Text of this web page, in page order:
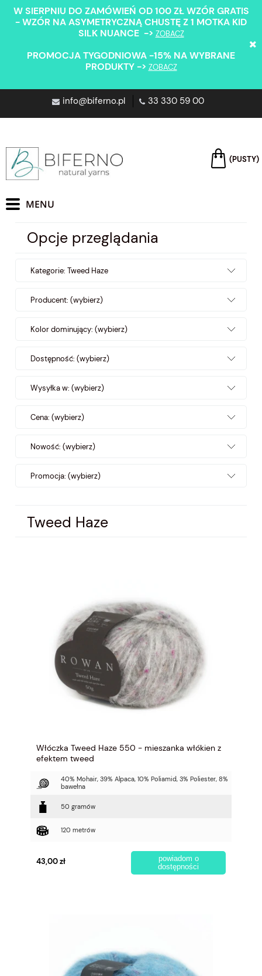
W SIERPNIU DO ZAMÓWIEŃ OD 100 ZŁ WZÓR GRATIS
- WZÓR NA ASYMETRYCZNĄ CHUSTĘ Z 1 MOTKA KID
SILK NUANCE -> ZOBACZ
PROMOCJA TYGODNIOWA -15% NA WYBRANE
PRODUKTY -> ZOBACZ
info@biferno.pl 33 330 59 00
(PUSTY)
Opcje przeglądania
Kategorie: Tweed Haze
Producent: (wybierz)
Kolor dominujący: (wybierz)
Dostępność: (wybierz)
Wysyłka w: (wybierz)
Cena: (wybierz)
Nowość: (wybierz)
Promocja: (wybierz)
Tweed Haze
Włóczka Tweed Haze 550 - mieszanka włókien z
efektem tweed
40% Mohair, 39% Alpaca, 10% Poliamid, 3% Poliester, 8%
bawełna
50 gramów
120 metrów
43,00 zł
powiadom o
dostępności